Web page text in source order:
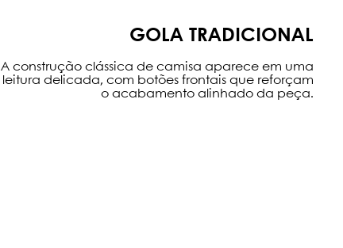
GOLA TRADICIONAL
A construção clássica de camisa aparece em uma
leitura delicada, com botões frontais que reforçam
o acabamento alinhado da peça.